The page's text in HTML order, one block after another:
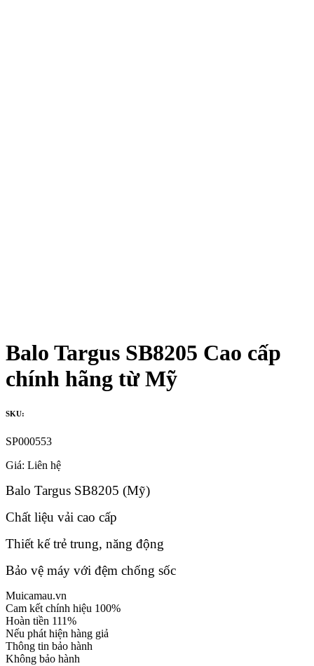
Balo Targus SB8205 Cao cấp
chính hãng từ Mỹ
SKU:
SP000553
Giá: Liên hệ
Balo Targus SB8205 (Mỹ)
Chất liệu vải cao cấp
Thiết kế trẻ trung, năng động
Bảo vệ máy với đệm chống sốc
Muicamau.vn
Cam kết chính hiệu 100%
Hoàn tiền 111%
Nếu phát hiện hàng giả
Thông tin bảo hành
Không bảo hành